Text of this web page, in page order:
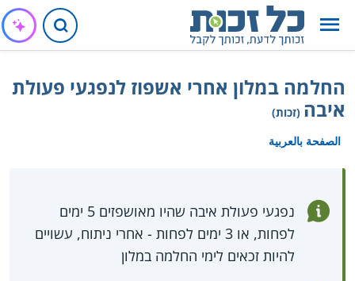
החלמה במלון אחרי אשפוז לנפגעי פעולת
איבה (זכות)
الصفحة بالعربية
נפגעי פעולת איבה שהיו מאושפזים 5 ימים
לפחות, או 3 ימים לפחות - אחרי ניתוח, עשויים
להיות זכאים לימי החלמה במלון